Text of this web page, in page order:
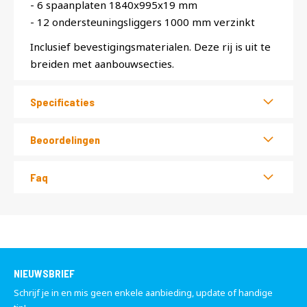
- 6 spaanplaten 1840x995x19 mm
- 12 ondersteuningsliggers 1000 mm verzinkt
Inclusief bevestigingsmaterialen. Deze rij is uit te
breiden met aanbouwsecties.
Specificaties
Beoordelingen
Faq
NIEUWSBRIEF
Schrijf je in en mis geen enkele aanbieding, update of handige